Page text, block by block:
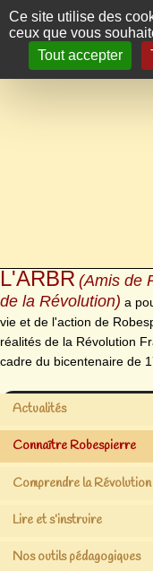
Panneau de gestion des
Ce site utilise des
ceux que vous
Tout accepter
L'ARBR (Amis de
de la Révolution) a
vie et de l'action de
réalités de la Révolution
cadre du bicentenaire de
Actualités
Connaître Robespierre
Comprendre la Révolution
Lire et s’instruire
Nos outils pédagogiques